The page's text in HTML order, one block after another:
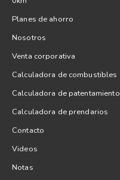
Planes de ahorro
Nosotros
Venta corporativa
Calculadora de combustibles
Calculadora de patentamiento
Calculadora de prendarios
Contacto
Videos
Notas